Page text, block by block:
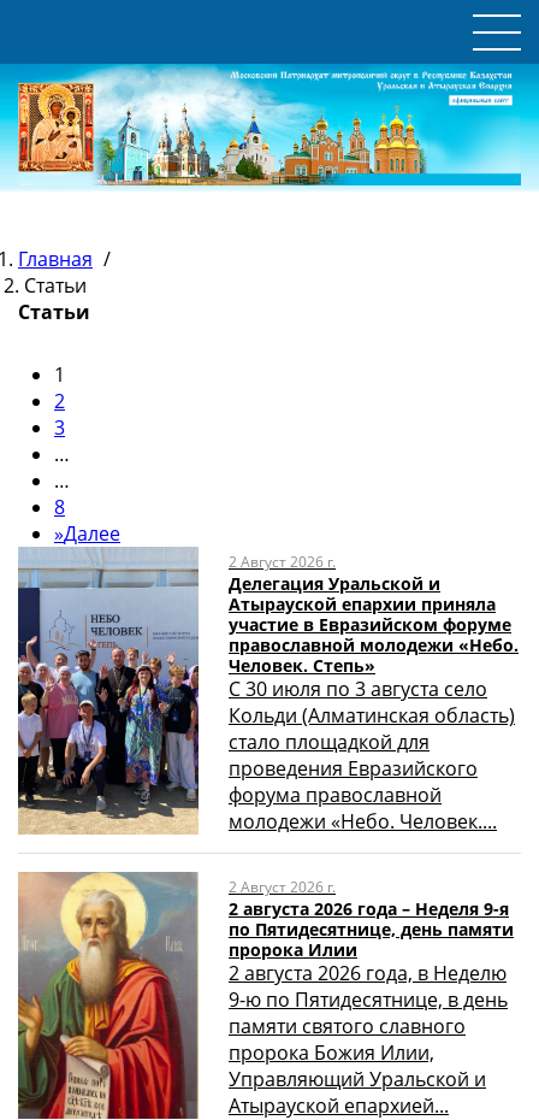
Главная /
Статьи
Статьи
1
2
3
…
…
8
»Далее
2 Август 2026 г.
Делегация Уральской и
Атырауской епархии приняла
участие в Евразийском форуме
православной молодежи «Небо.
Человек. Степь»
С 30 июля по 3 августа село
Кольди (Алматинская область)
стало площадкой для
проведения Евразийского
форума православной
молодежи «Небо. Человек....
2 Август 2026 г.
2 августа 2026 года – Неделя 9-я
по Пятидесятнице, день памяти
пророка Илии
2 августа 2026 года, в Неделю
9-ю по Пятидесятнице, в день
памяти святого славного
пророка Божия Илии,
Управляющий Уральской и
Атырауской епархией...